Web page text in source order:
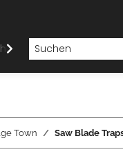
Systeme
Town Saw Blade